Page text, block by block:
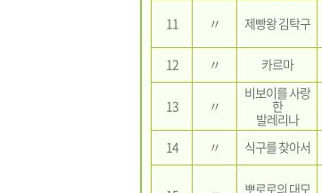
11
〃 제빵왕 김탁구
12
〃 카르마
13
〃
비보이를 사랑
한
발레리나
14
〃 식구를 찾아서
뽀로로의 대모